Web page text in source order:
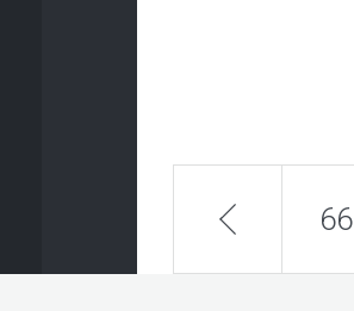
prev 66